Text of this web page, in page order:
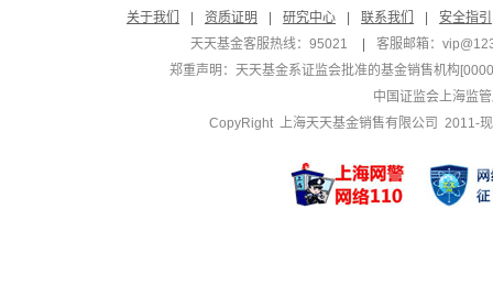
关于我们
资质证明 研究中心 联系我们
安全指引
天天基金客服热线：95021
客服邮箱：
郑重声明： 天天基金系证监会批准的基金销售机构
中国证监会上海监
CopyRight 上海天天基金销售有限公司 2011-